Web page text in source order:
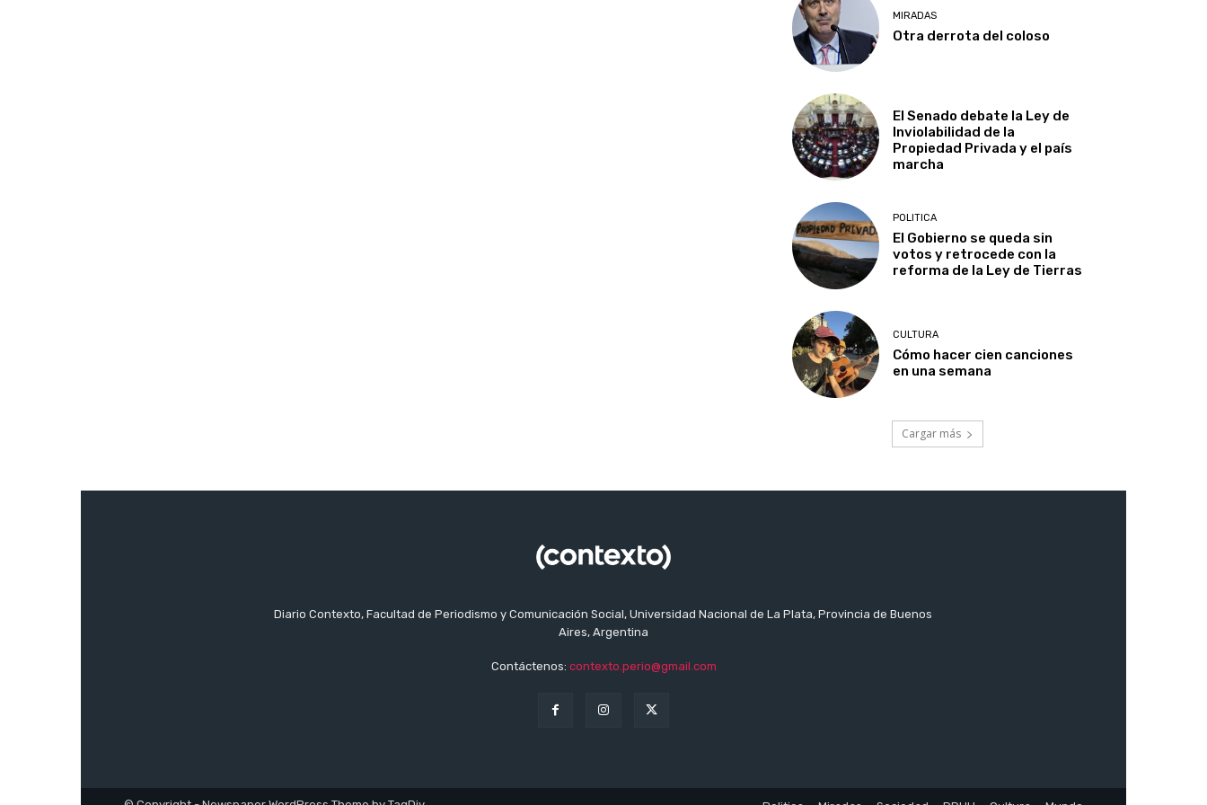
MIRADAS
Otra derrota del coloso
El Senado debate la Ley de
Inviolabilidad de la
Propiedad Privada y el país
marcha
POLITICA
El Gobierno se queda sin
votos y retrocede con la
reforma de la Ley de Tierras
CULTURA
Cómo hacer cien canciones
en una semana
Cargar más
Diario Contexto, Facultad de Periodismo y Comunicación Social, Universidad Nacional de La Plata, Provincia de Buenos
Aires, Argentina
Contáctenos: contexto.perio@gmail.com